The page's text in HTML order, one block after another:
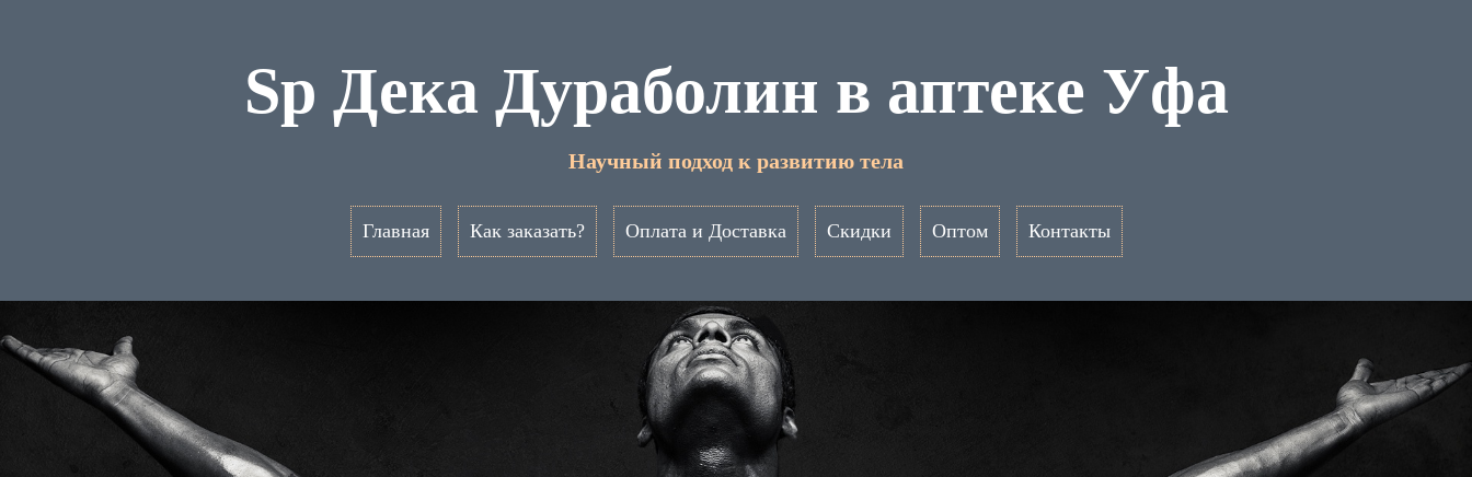
Sp Дека Дураболин в аптеке Уфа
Научный подход к развитию тела
Главная Как заказать? Оплата и Доставка Скидки Оптом Контакты